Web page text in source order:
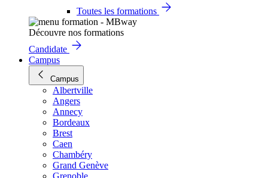
Toutes les formations
Découvre nos formations
Candidate
Campus
Campus
Albertville
Angers
Annecy
Bordeaux
Brest
Caen
Chambéry
Grand Genève
Grenoble